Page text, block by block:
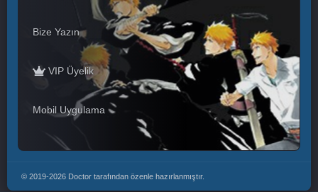
Bize Yazın
VIP Üyelik
Mobil Uygulama
© 2019-2026 Doctor tarafından özenle hazırlanmıştır.